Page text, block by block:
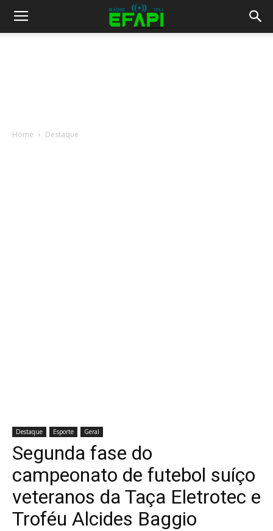
Home Destaque
Destaque Esporte Geral
Segunda fase do
campeonato de futebol suíço
veteranos da Taça Eletrotec e
Troféu Alcides Baggio